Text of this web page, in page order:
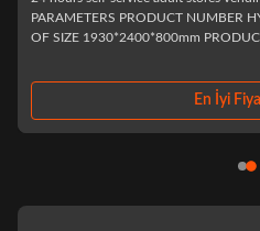
PARAMETERS PRODUCT
OF SIZE 1930*2400*800mm
METHOD SPRING ROTARY ...En İyi